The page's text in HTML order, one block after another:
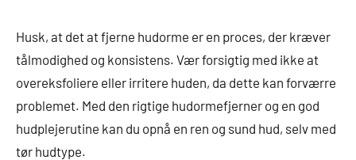
Husk, at det at fjerne hudorme er en proces, der kræver
tålmodighed og konsistens. Vær forsigtig med ikke at
overeksfoliere eller irritere huden, da dette kan forværre
problemet. Med den rigtige hudormefjerner og en god
hudplejerutine kan du opnå en ren og sund hud, selv med
tør hudtype.